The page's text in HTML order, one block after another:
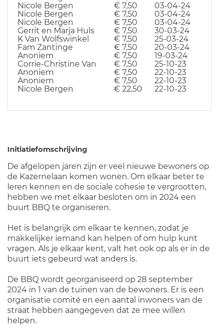
Nicole Bergen
€ 7,50
03-04-24
Nicole Bergen
€ 7,50
03-04-24
Nicole Bergen
€ 7,50
03-04-24
Gerrit en Marja Huls
€ 7,50
30-03-24
K Van Wolfswinkel
€ 7,50
25-03-24
Fam Zantinge
€ 7,50
20-03-24
Anoniem
€ 7,50
19-03-24
Corrie-Christine Van
€ 7,50
25-10-23
Anoniem
€ 7,50
22-10-23
Anoniem
€ 7,50
22-10-23
Nicole Bergen
€ 22,50 22-10-23
Initiatiefomschrijving
De afgelopen jaren zijn er veel nieuwe bewoners op
de Kazernelaan komen wonen. Om elkaar beter te
leren kennen en de sociale cohesie te vergrootten,
hebben we met elkaar besloten om in 2024 een
buurt BBQ te organiseren.
Het is belangrijk om elkaar te kennen, zodat je
makkelijker iemand kan helpen of om hulp kunt
vragen. Als je elkaar kent, valt het ook op als er in de
buurt iets gebeurd wat anders is.
De BBQ wordt georganiseerd op 28 september
2024 in 1 van de tuinen van de bewoners. Er is een
organisatie comité en een aantal inwoners van de
straat hebben aangegeven dat ze mee willen
helpen.